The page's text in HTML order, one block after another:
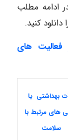
ادامه مطلب
کنید.
فعالیت های
بهداشتی یا
های مرتبط با
سلامت